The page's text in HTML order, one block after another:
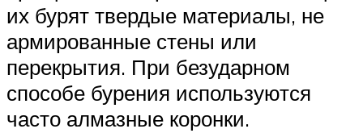
их бурят твердые материалы, не
армированные стены или
перекрытия. При безударном
способе бурения используются
часто алмазные коронки.